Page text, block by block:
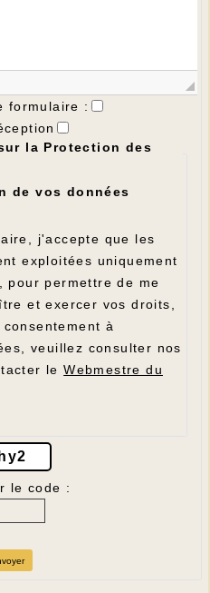
formulaire :
la Protection des
de vos données
j'accepte que les
exploitées uniquement
pour permettre de me
et exercer vos droits,
à
veuillez consulter nos
leWebmestre du
le code :